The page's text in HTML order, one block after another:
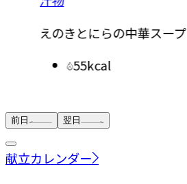
えのきとにらの中華スープ
55kcal
前日 翌日
献立カレンダー